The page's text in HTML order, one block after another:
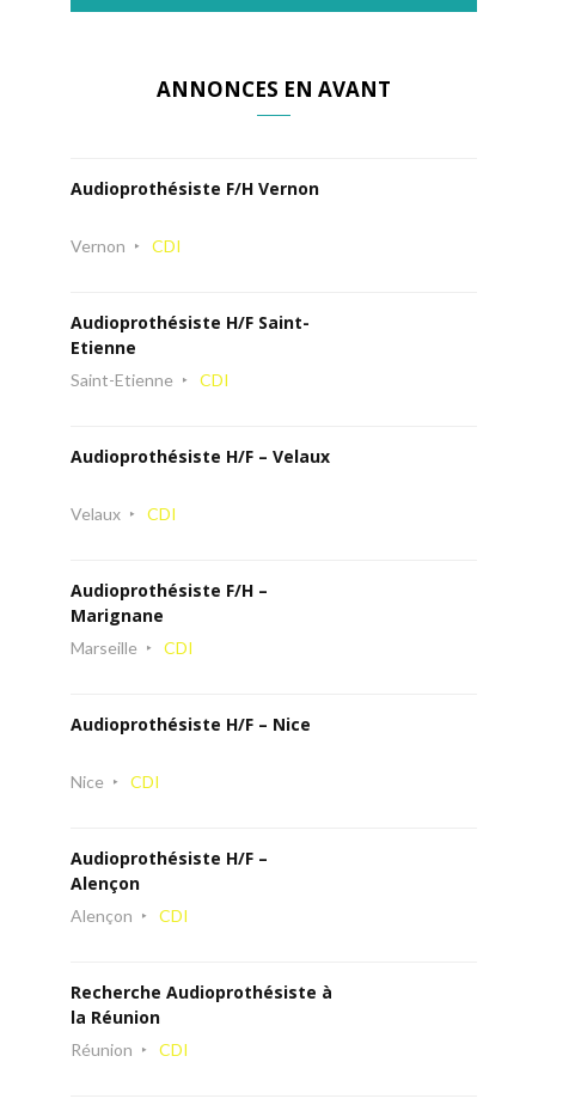
ANNONCES EN AVANT
Audioprothésiste F/H Vernon
Vernon CDI
Audioprothésiste H/F Saint-
Etienne
Saint-Etienne CDI
Audioprothésiste H/F – Velaux
Velaux CDI
Audioprothésiste F/H –
Marignane
Marseille CDI
Audioprothésiste H/F – Nice
Nice CDI
Audioprothésiste H/F –
Alençon
Alençon CDI
Recherche Audioprothésiste à
la Réunion
Réunion CDI